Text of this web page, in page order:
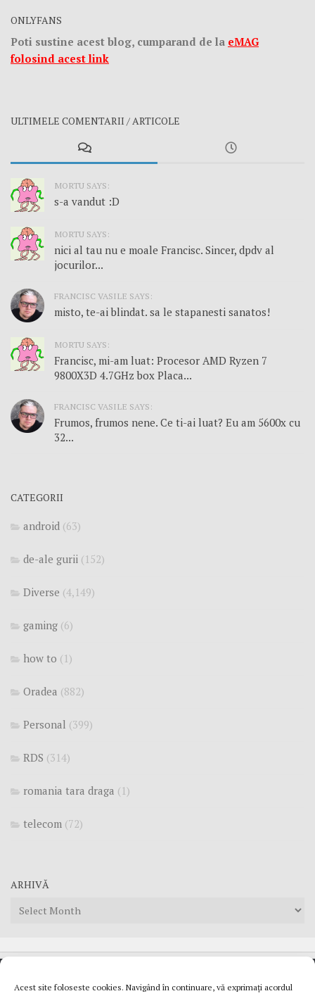
Acest site foloseste cookies. Navigând în continuare, vă exprimați acordul
ONLYFANS
Poti sustine acest blog, cumparand de la eMAG
folosind acest link
ULTIMELE COMENTARII / ARTICOLE
MORTU SAYS:
s-a vandut :D
MORTU SAYS:
nici al tau nu e moale Francisc. Sincer, dpdv al
jocurilor...
FRANCISC VASILE SAYS:
misto, te-ai blindat. sa le stapanesti sanatos!
MORTU SAYS:
Francisc, mi-am luat: Procesor AMD Ryzen 7
9800X3D 4.7GHz box Placa...
FRANCISC VASILE SAYS:
Frumos, frumos nene. Ce ti-ai luat? Eu am 5600x cu
32...
CATEGORII
android (63)
de-ale gurii (152)
Diverse (4,149)
gaming (6)
how to (1)
Oradea (882)
Personal (399)
RDS (314)
romania tara draga (1)
telecom (72)
ARHIVĂ
Arhivă